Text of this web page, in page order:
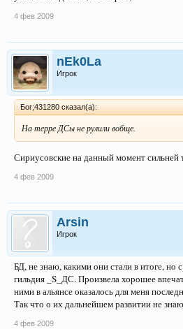
4 фев 2009
nEk0La
Игрок
Бог;431280 сказал(а):
На терре ДСы не рулили вобще.
Сириусовские на данный момент сильней
4 фев 2009
Arsin
Игрок
БД, не знаю, какими они стали в итоге, но
гильдия _S_ДС. Произвела хорошее
ними в альянсе оказалось для меня
Так что о их дальнейшем развитии не
4 фев 2009